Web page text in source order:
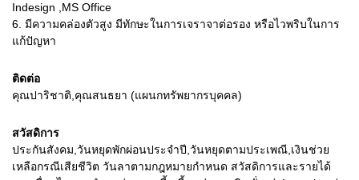
Indesign ,MS Office
6. มีความคล่องตัวสูง มีทักษะในการเจราจาต่อรอง หรือไวพริบในการ
แก้ปัญหา
ติดต่อ
คุณปาริชาติ,คุณสนธยา (แผนกทรัพยากรบุคคล)
สวัสดิการ
ประกันสังคม,วันหยุดพักผ่อนประจำปี,วันหยุดตามประเพณี,เงินช่วย
เหลือกรณีเสียชีวิต วันลาตามกฎหมายกำหนด สวัสดิการและรายได้